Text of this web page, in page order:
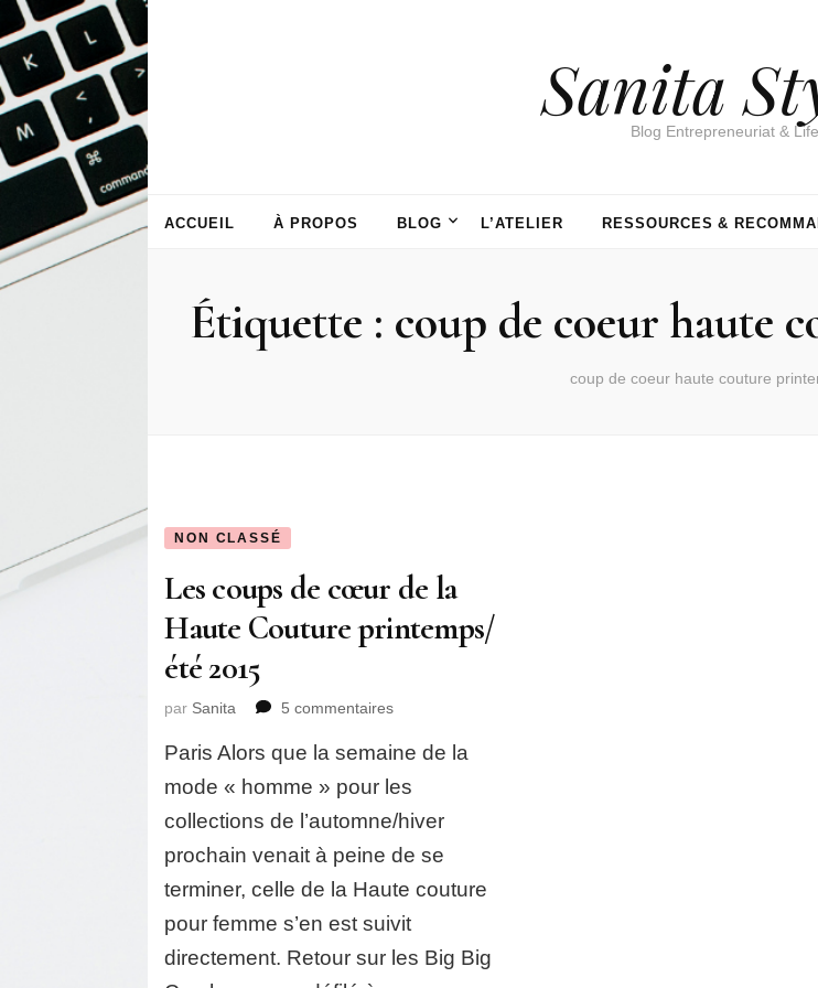
Sanita
Blog Entrepreneuriat &
ACCUEIL À PROPOS BLOG L’ATELIER RESSOURCES &
Étiquette : coup de coeur haute
coup de coeur haute couture
NON CLASSÉ
Les coups de cœur de la
Haute Couture printemps/
été 2015
par Sanita 5 commentairessur
coups
cœur
de
la
Couture
printemps/
2015
Paris Alors que la semaine de la
mode « homme » pour les
collections de l’automne/hiver
prochain venait à peine de se
terminer, celle de la Haute couture
pour femme s’en est suivit
directement. Retour sur les Big Big